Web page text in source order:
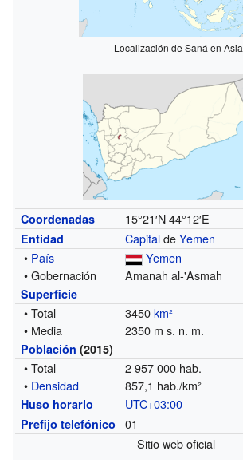
Localización de Saná en Asia
Coordenadas 15°21′N 44°12′E
Entidad CapitaldeYemen
• País
Yemen
• Gobernación
Amanah al-'Asmah
Superficie
• Total 3450km²
• Media
2350 m s. n. m.
Población (2015)
• Total
2 957 000 hab.
• Densidad 857,1 hab./km²
Huso horario UTC+03:00
Prefijo telefónico
01
Sitio web oficial